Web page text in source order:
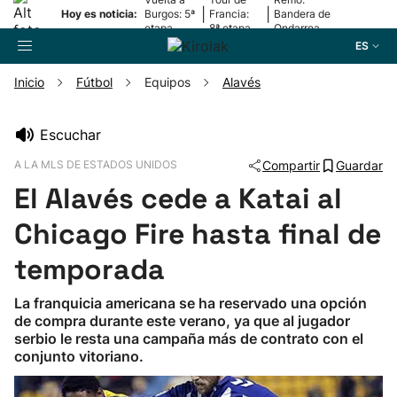
Hoy es noticia:
Burgos: 5ª
etapa
Francia:
8ª etapa
Bandera de
Ondarroa
ES
Pelota
Remo
Baloncesto
Ciclismo
Inicio Fútbol Equipos Alavés
Escuchar
A LA MLS DE ESTADOS UNIDOS Compartir Guardar
El Alavés cede a Katai al
Chicago Fire hasta final de
temporada
La franquicia americana se ha reservado una opción
de compra durante este verano, ya que al jugador
serbio le resta una campaña más de contrato con el
conjunto vitoriano.